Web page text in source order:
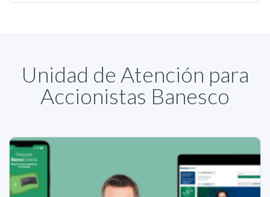
Unidad de Atención para
Accionistas Banesco